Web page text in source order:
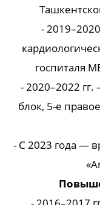
-
госпиталя
- 2020–2022
блок, 5-е
- С 2023 года —